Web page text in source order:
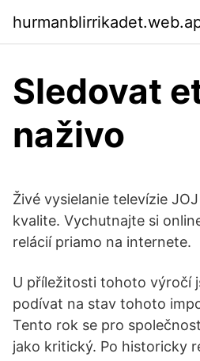
Sledovat
naživo
Živé vysielanie televízie
kvalite. Vychutnajte si
relácií priamo na internete.
U příležitosti tohoto výročí
podívat na stav tohoto
Tento rok se pro
jako kritický. Po historicky